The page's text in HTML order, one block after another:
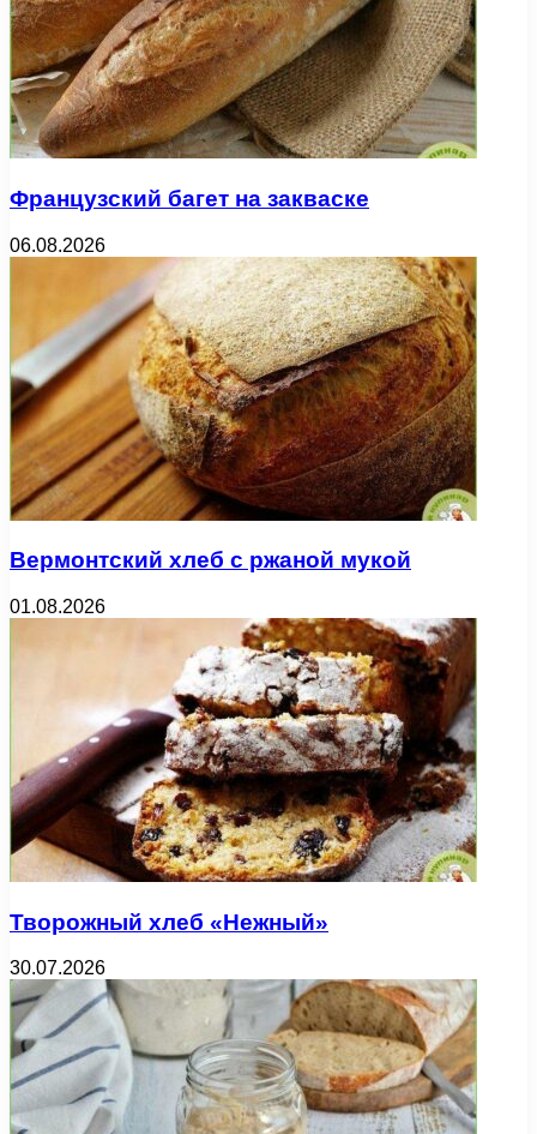
Французский багет на закваске
06.08.2026
Вермонтский хлеб с ржаной мукой
01.08.2026
Творожный хлеб «Нежный»
30.07.2026